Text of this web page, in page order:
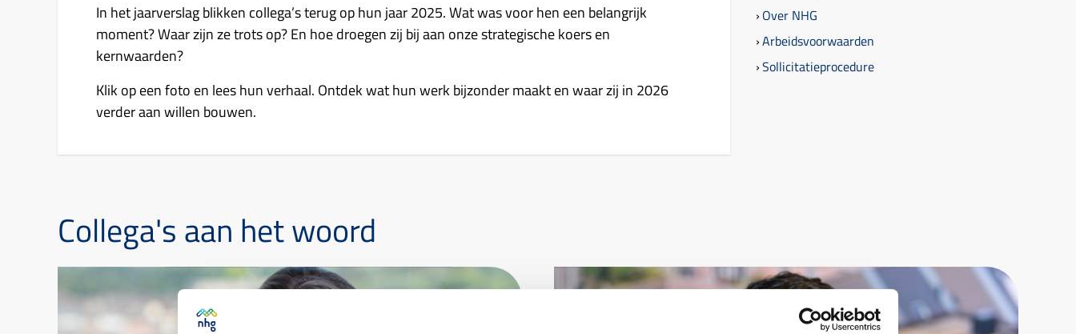
In het jaarverslag blikken collega’s terug op hun jaar 2025. Wat was voor hen een belangrijk
moment? Waar zijn ze trots op? En hoe droegen zij bij aan onze strategische koers en
kernwaarden?
Klik op een foto en lees hun verhaal. Ontdek wat hun werk bijzonder maakt en waar zij in 2026
verder aan willen bouwen.
Over NHG
Arbeidsvoorwaarden
Sollicitatieprocedure
Collega's aan het woord